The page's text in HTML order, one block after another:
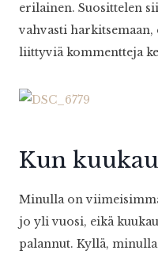
erilainen. Suosittelen
vahvasti harkitsemaan,
liittyviä kommentteja
Kun
Minulla on
jo yli vuosi, eikä
palannut. Kyllä,